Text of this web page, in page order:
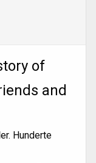
of
and
Hunderte